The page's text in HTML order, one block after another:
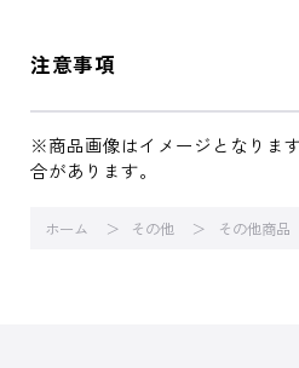
注意事項
※商品画像はイメージとなりま
合があります。
ホーム その他 その他商品